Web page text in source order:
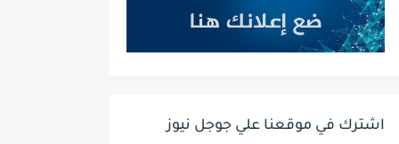
اشترك في موقعنا علي جوجل نيوز